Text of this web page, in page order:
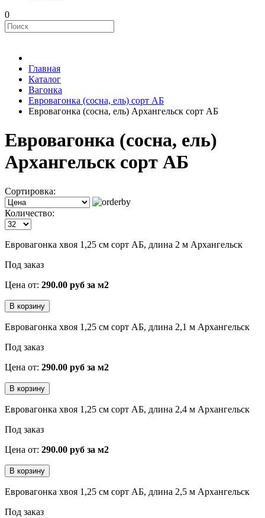
0
Главная
Каталог
Вагонка
Евровагонка (сосна, ель) сорт АБ
Евровагонка (сосна, ель) Архангельск сорт АБ
Евровагонка (сосна, ель)
Архангельск сорт АБ
Сортировка:
Количество:
Евровагонка хвоя 1,25 см сорт АБ, длина 2 м Архангельск
Под заказ
Цена от: 290.00 руб за м2
Евровагонка хвоя 1,25 см сорт АБ, длина 2,1 м Архангельск
Под заказ
Цена от: 290.00 руб за м2
Евровагонка хвоя 1,25 см сорт АБ, длина 2,4 м Архангельск
Под заказ
Цена от: 290.00 руб за м2
Евровагонка хвоя 1,25 см сорт АБ, длина 2,5 м Архангельск
Под заказ